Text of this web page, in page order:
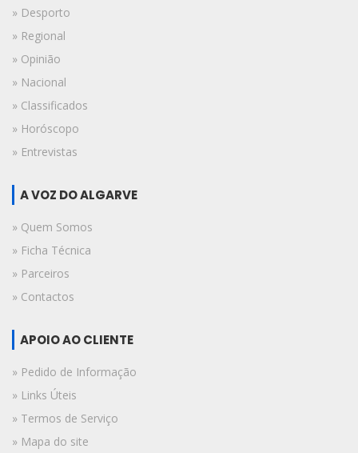
» Desporto
» Regional
» Opinião
» Nacional
» Classificados
» Horóscopo
» Entrevistas
A VOZ DO ALGARVE
» Quem Somos
» Ficha Técnica
» Parceiros
» Contactos
APOIO AO CLIENTE
» Pedido de Informação
» Links Úteis
» Termos de Serviço
» Mapa do site